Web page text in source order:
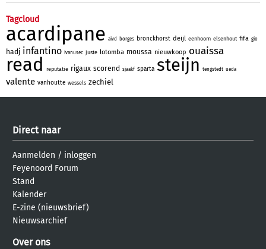
Tagcloud
acardipane aivd borges bronckhorst deijl eenhoorn elsenhout fifa gio
hadj infantino ivanusec juste lotomba moussa nieuwkoop ouaissa
read reputatie rigaux scorend sjaakf sparta steijn tengstedt ueda
valente vanhoutte wessels zechiel
Direct naar
Aanmelden / inloggen
Feyenoord Forum
Stand
Kalender
E-zine (nieuwsbrief)
Nieuwsarchief
Over ons